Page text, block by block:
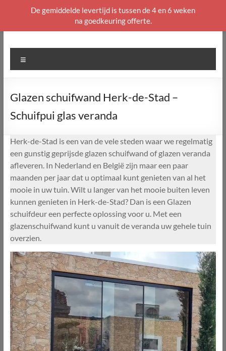
naar
Glazen schuifwand Herk-de-Stad –
Schuifpui glas veranda
Herk-de-Stad is een van de vele steden waar we regelmatig
een gunstig geprijsde glazen schuifwand of glazen veranda
afleveren. In Nederland en België zijn maar een paar
maanden per jaar dat u optimaal kunt genieten van al het
mooie in uw tuin. Wilt u langer van het mooie buiten leven
kunnen genieten in Herk-de-Stad? Dan is een Glazen
schuifdeur een perfecte oplossing voor u. Met een
glazenschuifwand kunt u vanuit de veranda uw gehele tuin
overzien.
De gemiddelde levertijd is tussen de 4 en 6 weken
na goedkeuring offerte.